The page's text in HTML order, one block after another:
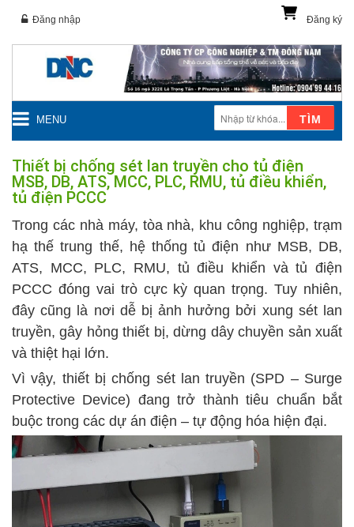
Đăng ký
Đăng nhập
MENU TÌM
Thiết bị chống sét lan truyền cho tủ điện
MSB, DB, ATS, MCC, PLC, RMU, tủ điều khiển,
tủ điện PCCC
Trong các nhà máy, tòa nhà, khu công nghiệp, trạm
hạ thế trung thế, hệ thống tủ điện như MSB, DB,
ATS, MCC, PLC, RMU, tủ điều khiển và tủ điện
PCCC đóng vai trò cực kỳ quan trọng. Tuy nhiên,
đây cũng là nơi dễ bị ảnh hưởng bởi xung sét lan
truyền, gây hỏng thiết bị, dừng dây chuyền sản xuất
và thiệt hại lớn.
Vì vậy, thiết bị chống sét lan truyền (SPD – Surge
Protective Device) đang trở thành tiêu chuẩn bắt
buộc trong các dự án điện – tự động hóa hiện đại.